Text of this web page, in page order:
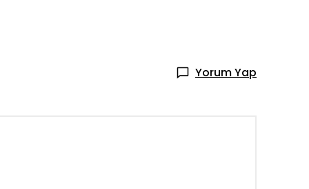
Yorum Yap